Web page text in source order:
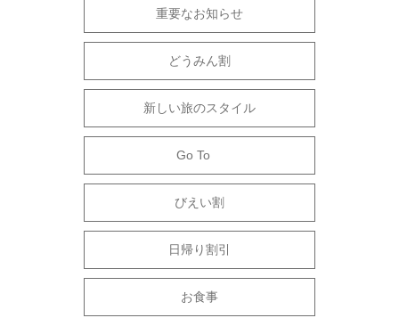
重要なお知らせ
どうみん割
新しい旅のスタイル
Go To
びえい割
日帰り割引
お食事